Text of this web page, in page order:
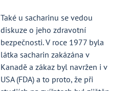
Také u sacharinu se vedou
diskuze o jeho zdravotní
bezpečnosti. V roce 1977 byla
látka sacharin zakázána v
Kanadě a zákaz byl navržen i v
USA (FDA) a to proto, že při